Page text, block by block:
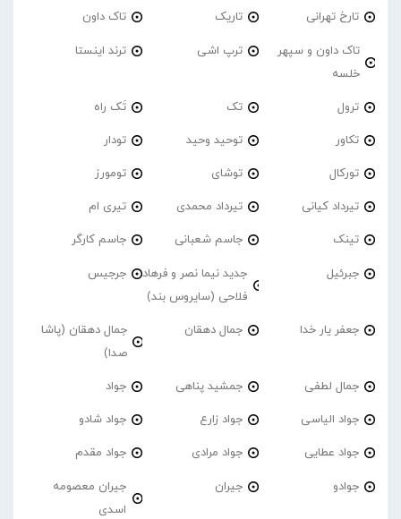
تارخ تهرانی تاریک تاک داون
تاک داون و سپهر
خلسه
ترپ اشی ترند اینستا
ترول تک تَک راه
تکاور توحید وحید تودار
تورکال توشای تومورز
تیرداد کیانی تیرداد محمدی تیری ام
تینک جاسم شعبانی جاسم کارگر
جبرئیل
جدید نیما نصر و فرهاد
فلاحی (سایروس بند)
جرجیس
جعفر یار خدا جمال دهقان
جمال دهقان (پاشا
صدا)
جمال لطفی جمشید پناهی جواد
جواد الیاسی جواد زارع جواد شادو
جواد عطایی جواد مرادی جواد مقدم
جوادو جیران
جیران معصومه
اسدی